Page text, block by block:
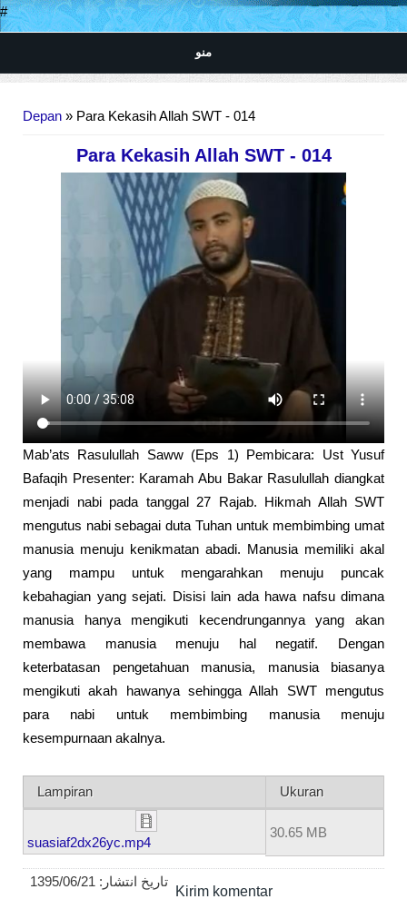
#
منو
Depan » Para Kekasih Allah SWT - 014
Para Kekasih Allah SWT - 014
Mab’ats Rasulullah Saww (Eps 1) Pembicara: Ust Yusuf
Bafaqih Presenter: Karamah Abu Bakar Rasulullah diangkat
menjadi nabi pada tanggal 27 Rajab. Hikmah Allah SWT
mengutus nabi sebagai duta Tuhan untuk membimbing umat
manusia menuju kenikmatan abadi. Manusia memiliki akal
yang mampu untuk mengarahkan menuju puncak
kebahagian yang sejati. Disisi lain ada hawa nafsu dimana
manusia hanya mengikuti kecendrungannya yang akan
membawa manusia menuju hal negatif. Dengan
keterbatasan pengetahuan manusia, manusia biasanya
mengikuti akah hawanya sehingga Allah SWT mengutus
para nabi untuk membimbing manusia menuju
kesempurnaan akalnya.
Lampiran Ukuran
suasiaf2dx26yc.mp4
30.65 MB
تاریخ انتشار: 1395/06/21
Kirim komentar